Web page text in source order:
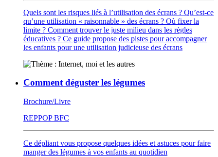
Quels sont les risques liés à l’utilisation des écrans ? Qu’est-ce
qu’une utilisation « raisonnable » des écrans ? Où fixer la
limite ? Comment trouver le juste milieu dans les règles
éducatives ? Ce guide propose des pistes pour accompagner
les enfants pour une utilisation judicieuse des écrans
Comment déguster les légumes
Brochure/Livre
REPPOP BFC
Ce dépliant vous propose quelques idées et astuces pour faire
manger des légumes à vos enfants au quotidien